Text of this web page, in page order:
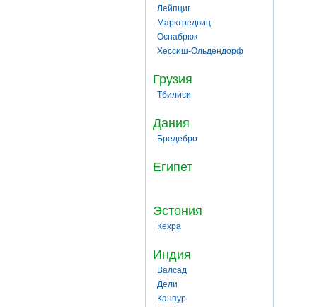
Лейпциг
Марктредвиц
Оснабрюк
Хессиш-Ольдендорф
Грузия
Тбилиси
Дания
Бредебро
Египет
Эстония
Кехра
Индия
Валсад
Дели
Канпур